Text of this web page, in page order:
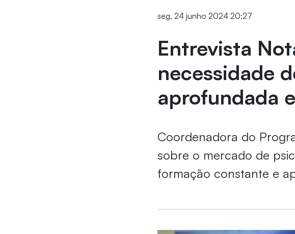
seg, 24 junho 2024 20:27
Entrevista
necessidade
aprofundada
Coordenadora do
sobre o mercado de
formação constante e